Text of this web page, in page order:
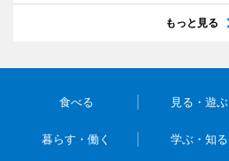
もっと見る
食べる 見る・遊ぶ
暮らす・働く 学ぶ・知る